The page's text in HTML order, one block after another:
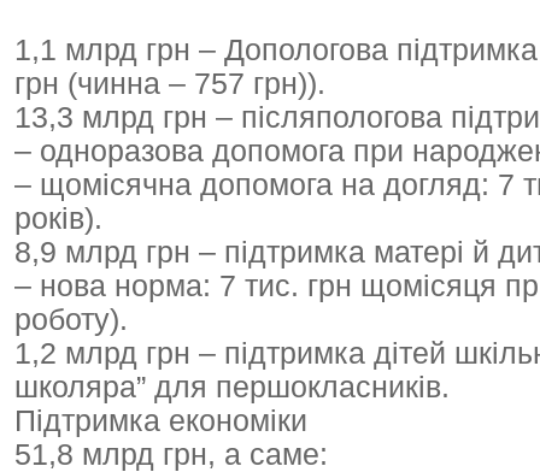
1,1 млрд грн – Допологова
грн (чинна – 757 грн)).
13,3 млрд грн – післяпологова
– одноразова допомога при
– щомісячна допомога на догляд: 7
років).
8,9 млрд грн – підтримка матері й
– нова норма: 7 тис. грн щомісяця
роботу).
1,2 млрд грн – підтримка дітей
школяра” для першокласників.
Підтримка економіки
51,8 млрд грн, а саме: